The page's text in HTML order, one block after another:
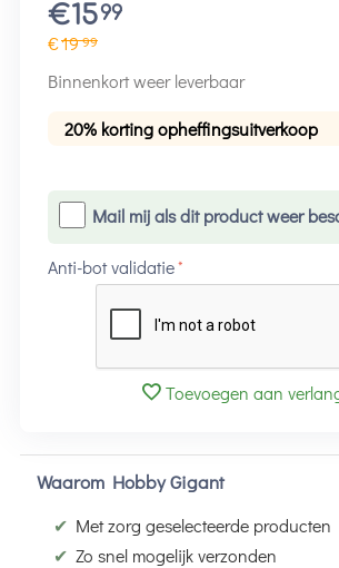
€1599
€1999
Binnenkort weer leverbaar
20% korting opheffingsuitverkoop
Mail mij als dit product weer
Anti-bot validatie
Toevoegen aan
Waarom Hobby Gigant
✔ Met zorg geselecteerde producten
✔ Zo snel mogelijk verzonden